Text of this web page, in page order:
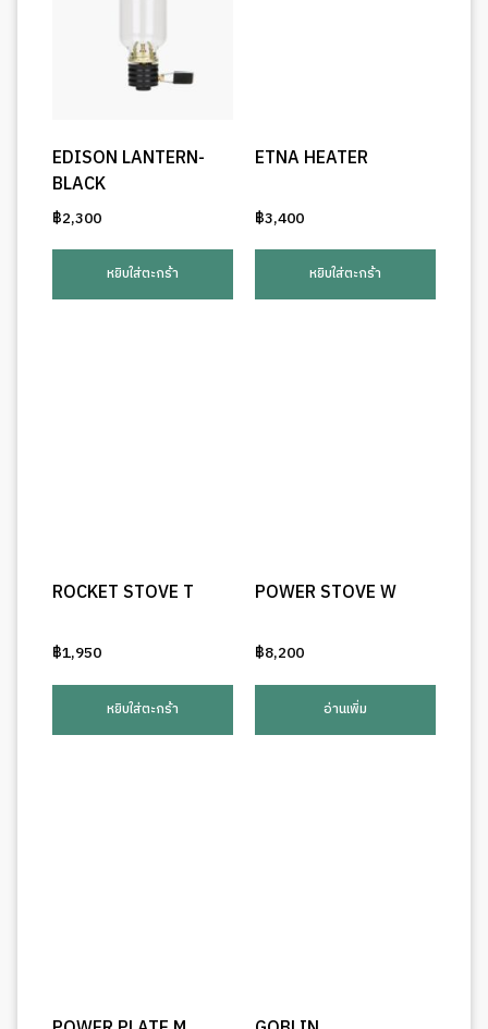
EDISON LANTERN-
BLACK
฿2,300
หยิบใส่ตะกร้า
ETNA HEATER
฿3,400
หยิบใส่ตะกร้า
ROCKET STOVE T
฿1,950
หยิบใส่ตะกร้า
POWER STOVE W
฿8,200
อ่านเพิ่ม